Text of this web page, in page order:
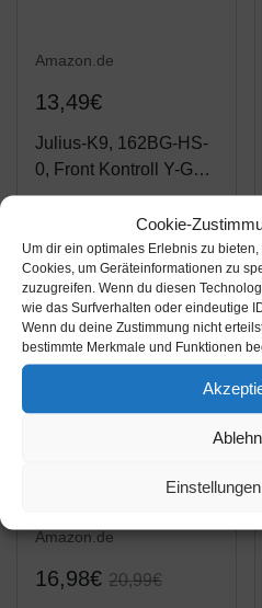
Cookie-
Um dir ein optimales Erlebnis zu
Cookies, um Geräteinformationen zu
zuzugreifen. Wenn du diesen
wie das Surfverhalten oder eindeutige
Wenn du deine Zustimmung nicht
bestimmte Merkmale und Funktionen
Amazon.de
13,49€
Julius-K9, 162BG-HS-
0, Front Kontroll Y-Gurt
mit D-Ring, für
Geschirrgröße: 0,
schwarz
Amazon / Ebay
Produkt ansehen*
-19%
Amazon.de
16,98€ 20,99€